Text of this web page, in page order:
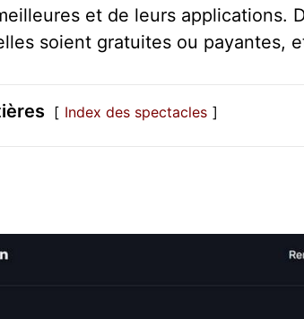
et de leurs applications.
soient gratuites ou payantes,
Index des spectacles